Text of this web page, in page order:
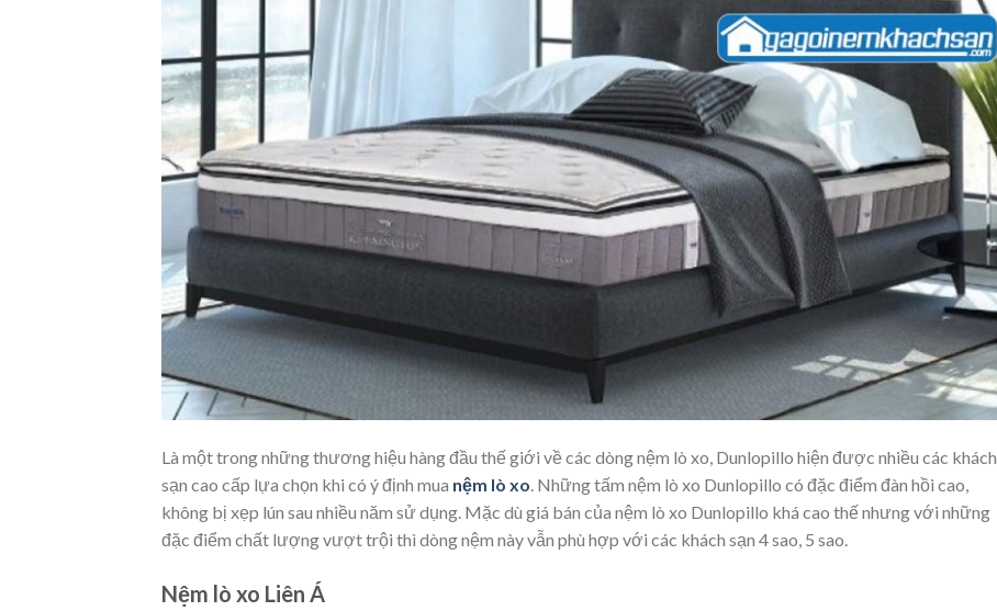
Là một trong những thương hiệu hàng đầu thế giới về các dòng nệm lò xo, Dunlopillo hiện được nhiều các khách
sạn cao cấp lựa chọn khi có ý định mua nệm lò xo. Những tấm nệm lò xo Dunlopillo có đặc điểm đàn hồi cao,
không bị xẹp lún sau nhiều năm sử dụng. Mặc dù giá bán của nệm lò xo Dunlopillo khá cao thế nhưng với những
đặc điểm chất lượng vượt trội thì dòng nệm này vẫn phù hợp với các khách sạn 4 sao, 5 sao.
Nệm lò xo Liên Á